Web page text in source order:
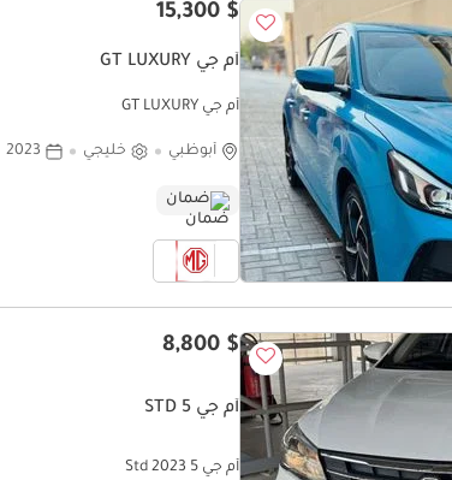
$ 15,300
أم جي GT LUXURY
أم جي GT LUXURY
أبوظبي خليجي 2023
ضمان
$ 8,800
أم جي 5 STD
أم جي 5 Std 2023